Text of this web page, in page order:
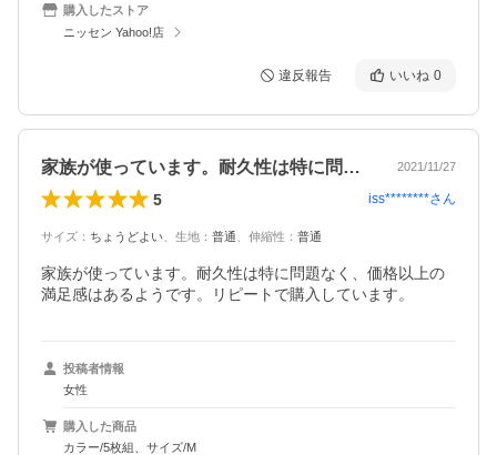
購入したストア
ニッセン Yahoo!店
違反報告 いいね 0
家族が使っています。耐久性は特に問題な… 2021/11/27
5 iss********さん
サイズ ： ちょうどよい 生地 ： 普通 伸縮性 ： 普通
家族が使っています。耐久性は特に問題なく、価格以上の
満足感はあるようです。リピートで購入しています。
投稿者情報
女性
購入した商品
カラー/5枚組、サイズ/M